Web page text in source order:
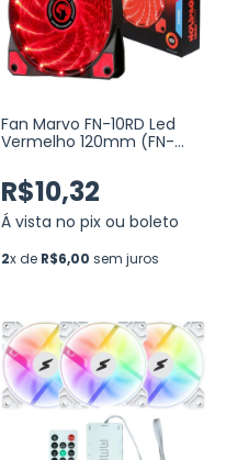
Fan Marvo FN-10RD Led
Vermelho 120mm (FN-
R$10,32
Á vista no pix ou boleto
2x de R$6,00 sem juros